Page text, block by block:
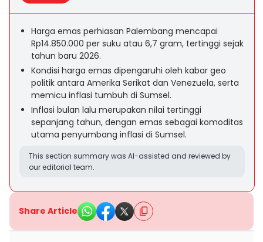
Harga emas perhiasan Palembang mencapai
Rp14.850.000 per suku atau 6,7 gram, tertinggi sejak
tahun baru 2026.
Kondisi harga emas dipengaruhi oleh kabar geo
politik antara Amerika Serikat dan Venezuela, serta
memicu inflasi tumbuh di Sumsel.
Inflasi bulan lalu merupakan nilai tertinggi
sepanjang tahun, dengan emas sebagai komoditas
utama penyumbang inflasi di Sumsel.
This section summary was AI-assisted and reviewed by
our editorial team.
Share Article